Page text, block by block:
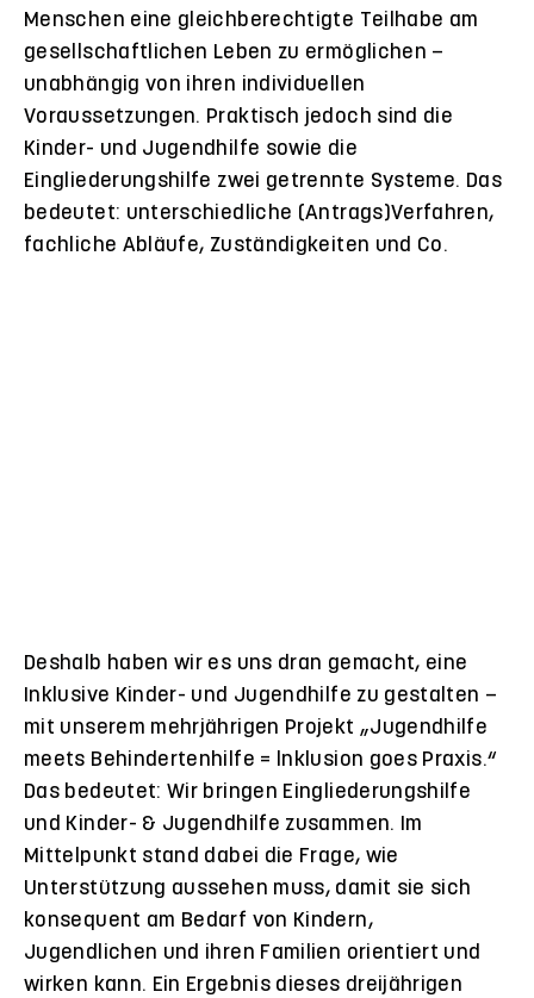
Menschen eine gleichberechtigte Teilhabe am
gesellschaftlichen Leben zu ermöglichen –
unabhängig von ihren individuellen
Voraussetzungen. Praktisch jedoch sind die
Kinder- und Jugendhilfe sowie die
Eingliederungshilfe zwei getrennte Systeme. Das
bedeutet: unterschiedliche (Antrags)Verfahren,
fachliche Abläufe, Zuständigkeiten und Co.
Deshalb haben wir es uns dran gemacht, eine
Inklusive Kinder- und Jugendhilfe zu gestalten –
mit unserem mehrjährigen Projekt „Jugendhilfe
meets Behindertenhilfe = lnklusion goes Praxis.“
Das bedeutet: Wir bringen Eingliederungshilfe
und Kinder- & Jugendhilfe zusammen. Im
Mittelpunkt stand dabei die Frage, wie
Unterstützung aussehen muss, damit sie sich
konsequent am Bedarf von Kindern,
Jugendlichen und ihren Familien orientiert und
wirken kann. Ein Ergebnis dieses dreijährigen